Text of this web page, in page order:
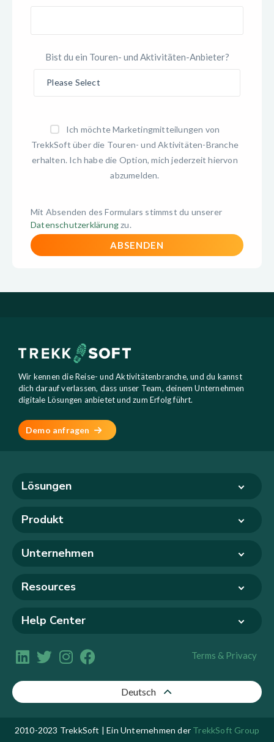
Bist du ein Touren- und Aktivitäten-Anbieter?
Ich möchte Marketingmitteilungen von
TrekkSoft über die Touren- und Aktivitäten-Branche
erhalten. Ich habe die Option, mich jederzeit hiervon
abzumelden.
Mit Absenden des Formulars stimmst du unserer
Datenschutzerklärungzu.
Wir kennen die Reise- und Aktivitätenbranche, und du kannst
dich darauf verlassen, dass unser Team, deinem Unternehmen
digitale Lösungen anbietet und zum Erfolg führt.
Demo anfragen
Lösungen
Produkt
Unternehmen
Resources
Help Center
Terms & Privacy
Deutsch
2010-2023 TrekkSoft | Ein Unternehmen der TrekkSoft Group